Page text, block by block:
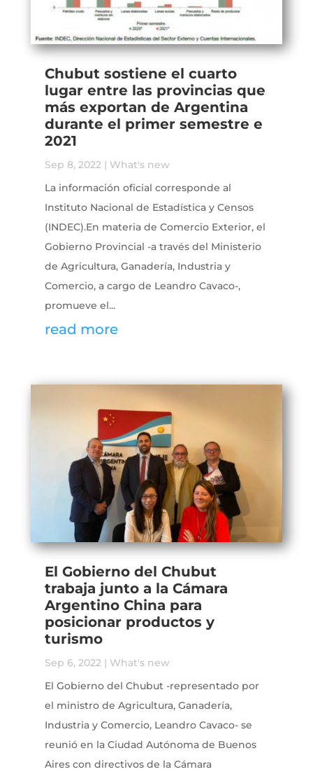
Chubut sostiene el cuarto
lugar entre las provincias que
más exportan de Argentina
durante el primer semestre e
2021
Sep 8, 2022| What's new
La información oficial corresponde al
Instituto Nacional de Estadística y Censos
(INDEC).En materia de Comercio Exterior, el
Gobierno Provincial -a través del Ministerio
de Agricultura, Ganadería, Industria y
Comercio, a cargo de Leandro Cavaco-,
promueve el...
read more
El Gobierno del Chubut
trabaja junto a la Cámara
Argentino China para
posicionar productos y
turismo
Sep 6, 2022| What's new
El Gobierno del Chubut -representado por
el ministro de Agricultura, Ganadería,
Industria y Comercio, Leandro Cavaco- se
reunió en la Ciudad Autónoma de Buenos
Aires con directivos de la Cámara